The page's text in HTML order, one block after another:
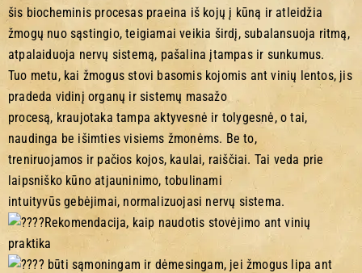
šis biocheminis procesas praeina iš kojų į kūną ir atleidžia
žmogų nuo sąstingio, teigiamai veikia širdį, subalansuoja ritmą,
atpalaiduoja nervų sistemą, pašalina įtampas ir sunkumus.
Tuo metu, kai žmogus stovi basomis kojomis ant vinių lentos, jis
pradeda vidinį organų ir sistemų masažo
procesą, kraujotaka tampa aktyvesnė ir tolygesnė, o tai,
naudinga be išimties visiems žmonėms. Be to,
treniruojamos ir pačios kojos, kaulai, raiščiai. Tai veda prie
laipsniško kūno atjauninimo, tobulinami
intuityvūs gebėjimai, normalizuojasi nervų sistema.
Rekomendacija, kaip naudotis stovėjimo ant vinių
praktika
būti sąmoningam ir dėmesingam, jei žmogus lipa ant